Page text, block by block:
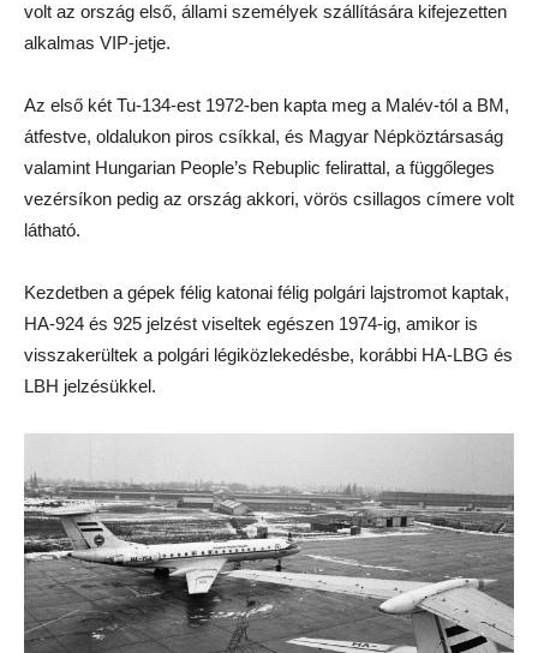
volt az ország első, állami személyek szállítására kifejezetten
alkalmas VIP-jetje.
Az első két Tu-134-est 1972-ben kapta meg a Malév-tól a BM,
átfestve, oldalukon piros csíkkal, és Magyar Népköztársaság
valamint Hungarian People’s Rebuplic felirattal, a függőleges
vezérsíkon pedig az ország akkori, vörös csillagos címere volt
látható.
Kezdetben a gépek félig katonai félig polgári lajstromot kaptak,
HA-924 és 925 jelzést viseltek egészen 1974-ig, amikor is
visszakerültek a polgári légiközlekedésbe, korábbi HA-LBG és
LBH jelzésükkel.